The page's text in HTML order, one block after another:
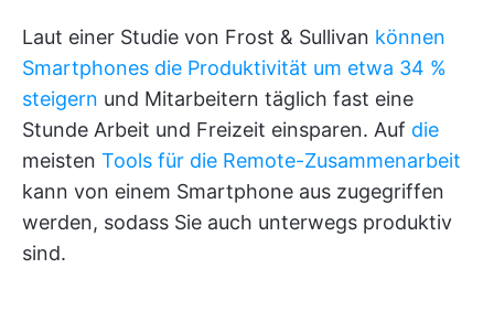
Laut einer Studie von Frost & Sullivan können
Smartphones die Produktivität um etwa 34 %
steigern und Mitarbeitern täglich fast eine
Stunde Arbeit und Freizeit einsparen. Auf die
meisten Tools für die Remote-Zusammenarbeit
kann von einem Smartphone aus zugegriffen
werden, sodass Sie auch unterwegs produktiv
sind.